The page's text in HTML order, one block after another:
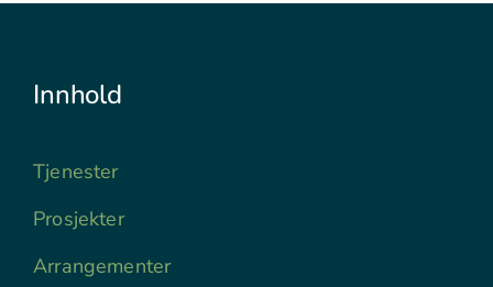
Innhold
Tjenester
Prosjekter
Arrangementer